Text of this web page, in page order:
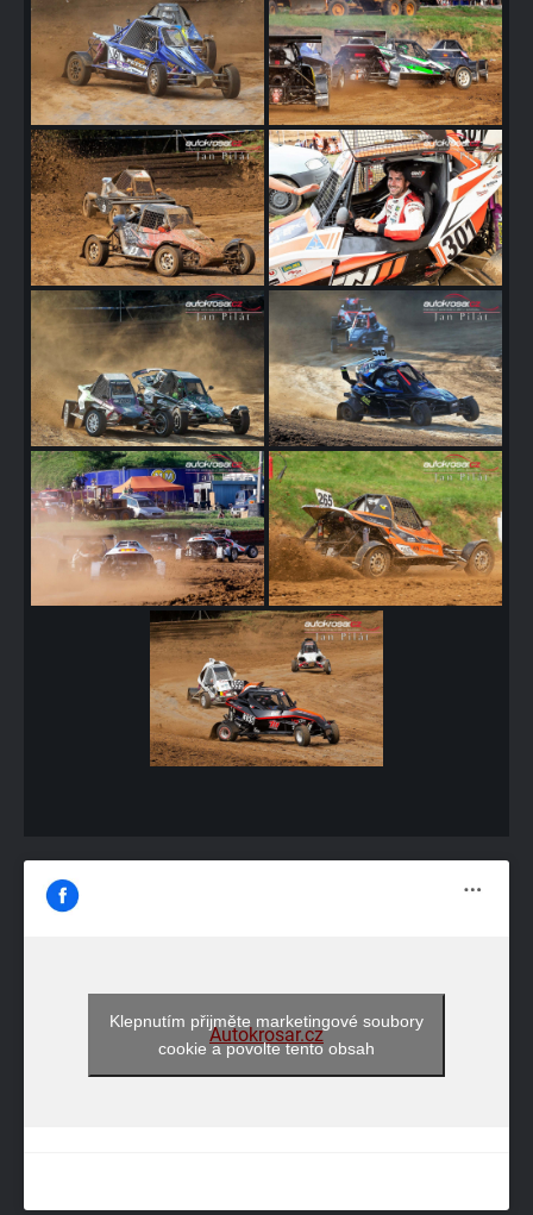
Autokrosar.cz
Klepnutím přijměte marketingové soubory
cookie a povolte tento obsah